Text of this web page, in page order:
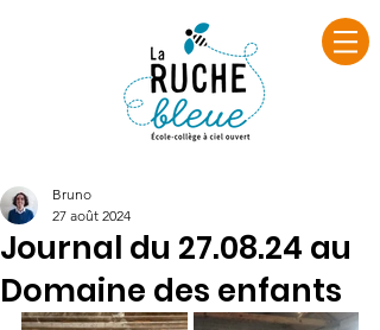
Journal du 27.08.24 au
Domaine des enfants
Bruno
27 août 2024